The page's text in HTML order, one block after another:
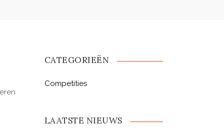
CATEGORIEËN
Competities
LAATSTE NIEUWS